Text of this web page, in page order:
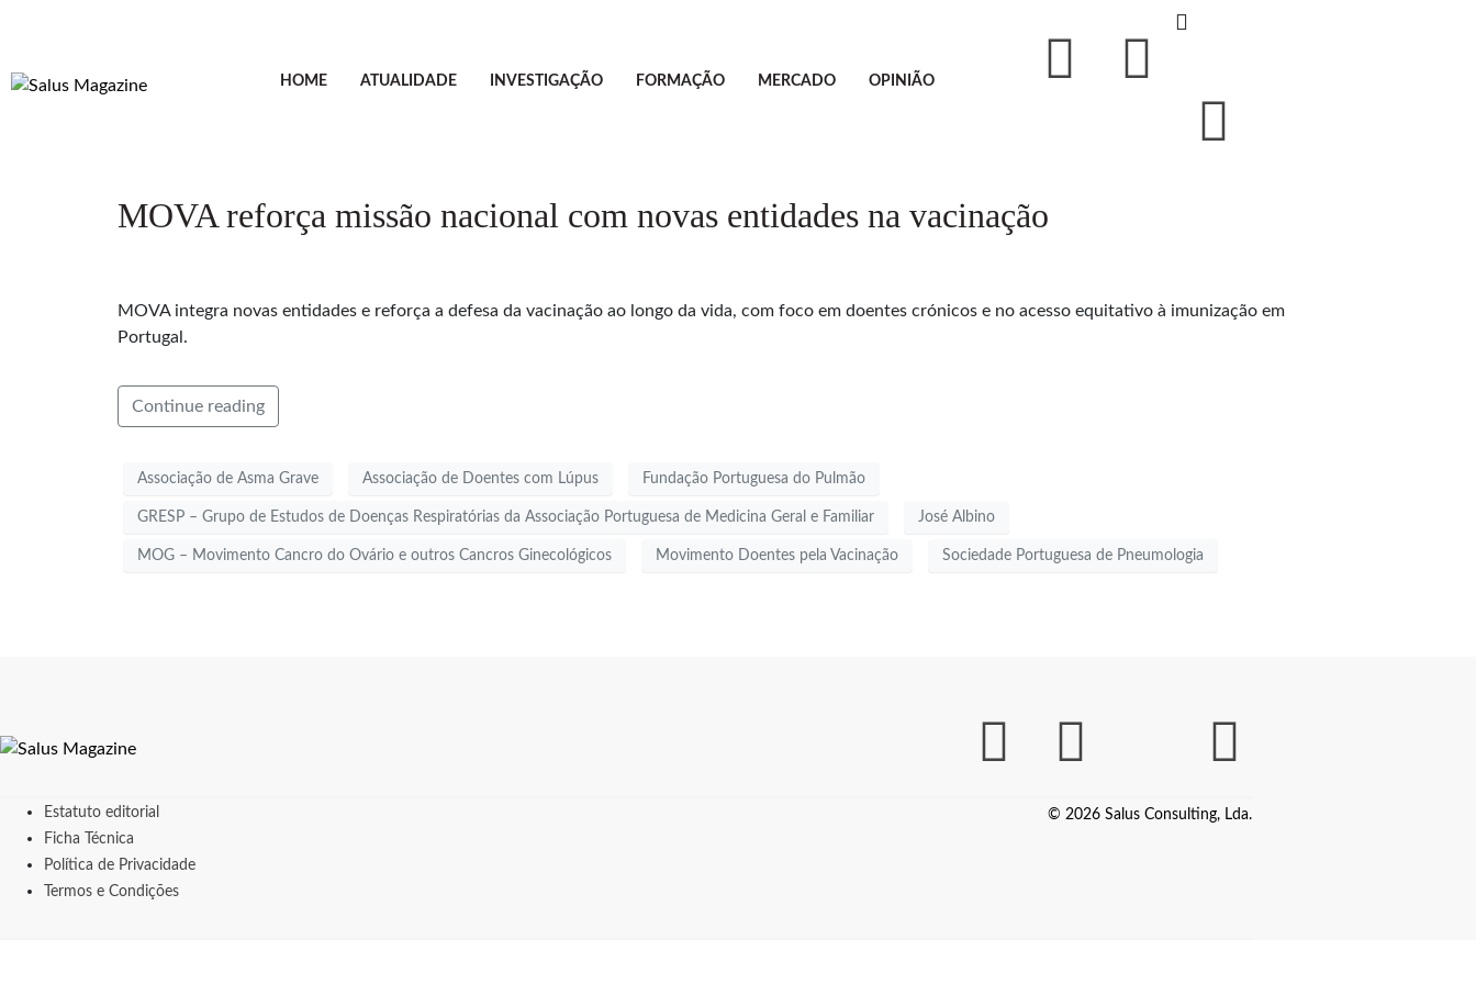
HOME ATUALIDADE INVESTIGAÇÃO FORMAÇÃO MERCADO OPINIÃO
MOVA reforça missão nacional com novas entidades na vacinação
MOVA integra novas entidades e reforça a defesa da vacinação ao longo da vida, com foco em doentes crónicos e no acesso equitativo à imunização em
Portugal.
Continue reading
Associação de Asma Grave Associação de Doentes com Lúpus Fundação Portuguesa do Pulmão
GRESP – Grupo de Estudos de Doenças Respiratórias da Associação Portuguesa de Medicina Geral e Familiar José Albino
MOG – Movimento Cancro do Ovário e outros Cancros Ginecológicos Movimento Doentes pela Vacinação Sociedade Portuguesa de Pneumologia
Estatuto editorial
Ficha Técnica
Política de Privacidade
Termos e Condições
© 2026 Salus Consulting, Lda.